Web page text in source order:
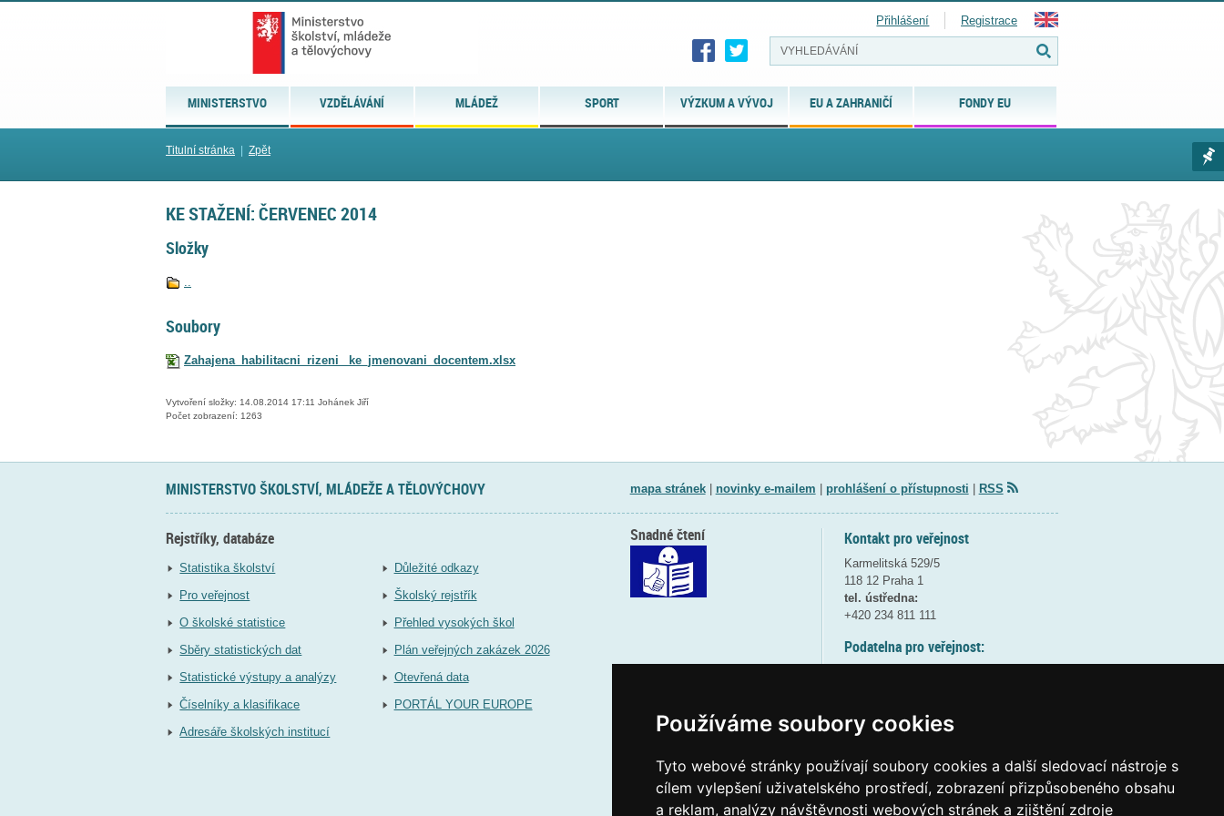
Používáme soubory cookies
Tyto webové stránky používají soubory cookies a další sledovací nástroje s
cílem vylepšení uživatelského prostředí, zobrazení přizpůsobeného obsahu
a reklam, analýzy návštěvnosti webových stránek a zjištění zdroje
MINISTERSTVO VZDĚLÁVÁNÍ MLÁDEŽ SPORT VÝZKUM A VÝVOJ EU A ZAHRANIČÍ FONDY EU
Přihlášení Registrace
Titulní stránka Zpět
KE STAŽENÍ: ČERVENEC 2014
Složky
..
Soubory
Zahajena_habilitacni_rizeni _ke_jmenovani_docentem.xlsx
Vytvoření složky: 14.08.2014 17:11 Johánek Jiří
Počet zobrazení: 1263
MINISTERSTVO ŠKOLSTVÍ, MLÁDEŽE A TĚLOVÝCHOVY mapa stránek| novinky e-mailem prohlášení o přístupnosti RSS
Rejstříky, databáze
Statistika školství
Pro veřejnost
O školské statistice
Sběry statistických dat
Statistické výstupy a analýzy
Číselníky a klasifikace
Adresáře školských institucí
Důležité odkazy
Školský rejstřík
Přehled vysokých škol
Plán veřejných zakázek 2026
Otevřená data
PORTÁL YOUR EUROPE
Kontakt pro veřejnost
Karmelitská 529/5
118 12 Praha 1
tel. ústředna:
+420 234 811 111
Podatelna pro veřejnost:
(více informací
Elektronická podatelna:
posta@msmtgov cz
Snadné čtení